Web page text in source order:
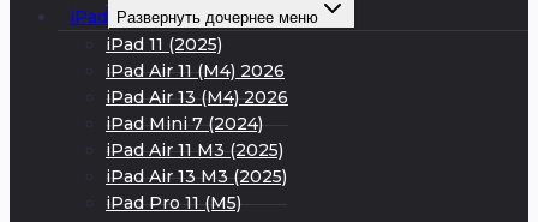
iPad Развернуть дочернее меню
iPad 11 (2025)
iPad Air 11 (M4) 2026
iPad Air 13 (M4) 2026
iPad Mini 7 (2024)
iPad Air 11 M3 (2025)
iPad Air 13 M3 (2025)
iPad Pro 11 (M5)